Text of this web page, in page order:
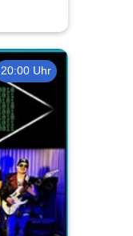
20:00 Uhr